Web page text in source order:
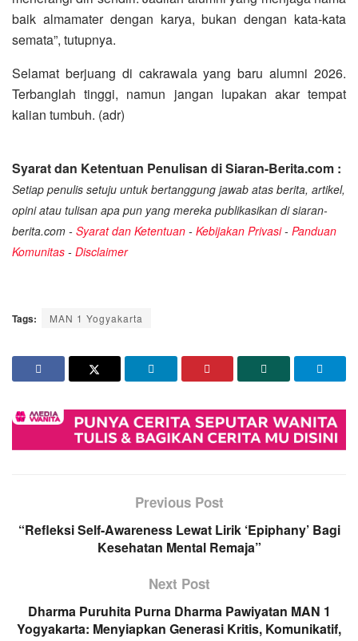
baik almamater dengan karya, bukan dengan kata-kata
semata”, tutupnya.
Selamat berjuang di cakrawala yang baru alumni 2026.
Terbanglah tinggi, namun jangan lupakan akar tempat
kalian tumbuh. (adr)
Syarat dan Ketentuan Penulisan di Siaran-Berita.com :
Setiap penulis setuju untuk bertanggung jawab atas berita, artikel,
opini atau tulisan apa pun yang mereka publikasikan di siaran-
berita.com - Syarat dan Ketentuan - Kebijakan Privasi- Panduan
Komunitas - Disclaimer
Tags: MAN 1 Yogyakarta
Previous Post
“Refleksi Self-Awareness Lewat Lirik ‘Epiphany’ Bagi
Kesehatan Mental Remaja”
Next Post
Dharma Puruhita Purna Dharma Pawiyatan MAN 1
Yogyakarta: Menyiapkan Generasi Kritis, Komunikatif,